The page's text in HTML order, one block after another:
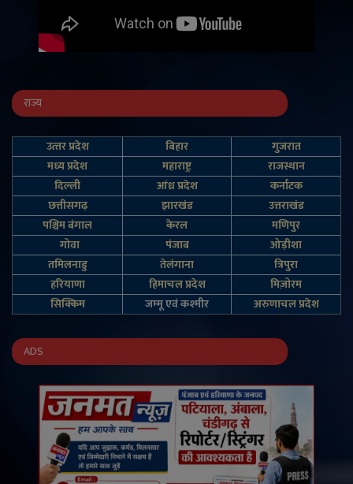
राज्य
उत्‍तर प्रदेश बिहार
गुजरात
मध्य प्रदेश
महाराष्ट्र
राजस्थान
दिल्‍ली
आंध्र प्रदेश
कर्नाटक
छत्तीसगढ़
झारखंड
उत्तराखंड
पश्चिम बंगाल
केरल
मणिपुर
गोवा
पंजाब
ओड़ीशा
तमिलनाडु
तेलंगाना
त्रिपुरा
हरियाणा
हिमाचल प्रदेश
मिज़ोरम
सिक्किम
जम्‍मू एवं कश्‍मीर अरुणाचल प्रदेश
ADS